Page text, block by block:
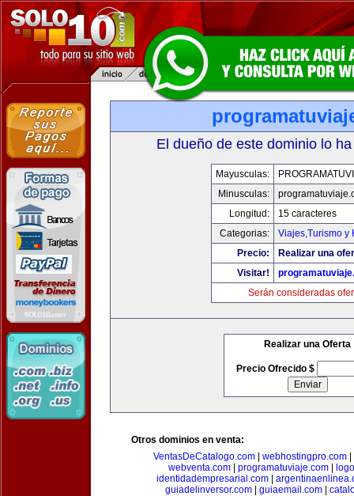
El dueño de este dominio lo
Mayusculas:
Minusculas:
Longitud:
15 caracteres
Categorias:
Viajes,Turismo y
Precio:
Realizar una
Visitar!
Serán consideradas
Realizar una Oferta
Precio Ofrecido $
Otros dominios en venta:
VentasDeCatalogo.com| webhostingpro.com|
webventa.com
programatuviaje.com
identidadempresarial.com
guiadelinversor.com| guiaemail.com|